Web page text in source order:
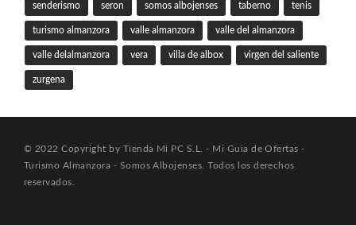
senderismo seron somos albojenses taberno tenis
turismo almanzora valle almanzora valle del almanzora
valle delalmanzora vera villa de albox virgen del saliente
zurgena
© 2022 Copyright by Tienda Mi PC S.L. - Mi Guia de Ofertas -
Turismo Almanzora - Somos Albojenses. Todos los derechos
reservados.